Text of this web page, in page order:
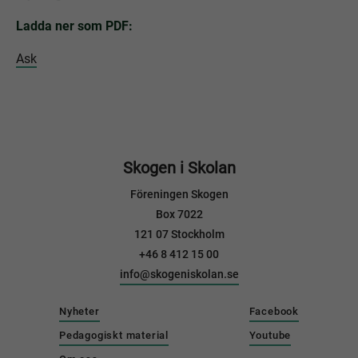
Ladda ner som PDF:
Ask
Skogen i Skolan
Föreningen Skogen
Box 7022
121 07 Stockholm
+46 8 412 15 00
info@skogeniskolan.se
Nyheter
Pedagogiskt material
Facebook
Youtube